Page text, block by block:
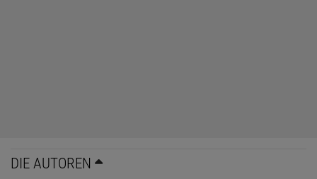
DIE AUTOREN